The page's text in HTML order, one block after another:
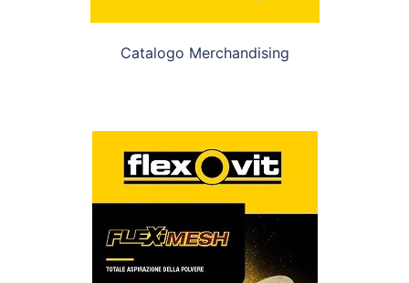
Catalogo Merchandising